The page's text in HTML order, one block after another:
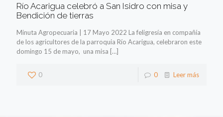
Río Acarigua celebró a San Isidro con misa y
Bendición de tierras
Minuta Agropecuaria | 17 Mayo 2022 La feligresía en compañía
de los agricultores de la parroquia Río Acarigua, celebraron este
domingo 15 de mayo, una misa […]
0 0 Leer más